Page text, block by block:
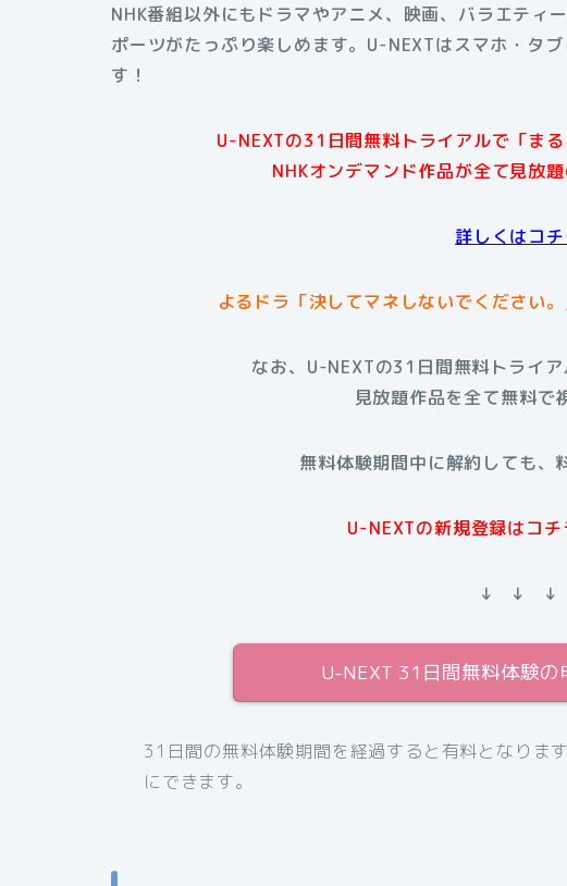
NHK番組以外にもドラマやアニメ、映画、バラエティ
ポーツがたっぷり楽しめます。U-NEXTはスマホ・タ
す！
U-NEXTの31日間無料トライアルで「まる
NHKオンデマンド作品が全て見放
詳しくはコ
よるドラ「決してマネしないでください
なお、U-NEXTの31日間無料トライ
見放題作品を全て無料で
無料体験期間中に解約しても、
U-NEXTの新規登録はコチ
↓ ↓ ↓
U-NEXT 31日間無料体験の
31日間の無料体験期間を経過すると有料となりま
にできます。